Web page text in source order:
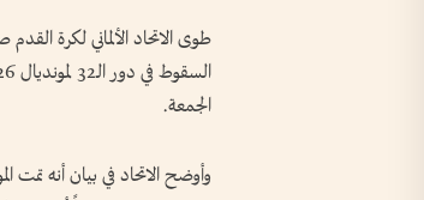
طوى الاتحاد الألماني لكرة
الجمعة.
وأوضح الاتحاد في بيان أنه تمت